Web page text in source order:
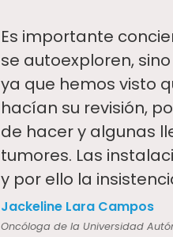
Es importante
se autoexploren,
ya que hemos visto
hacían su revisión,
de hacer y algunas
tumores. Las
y por ello la
Jackeline Lara Campos
Oncóloga de la Universidad